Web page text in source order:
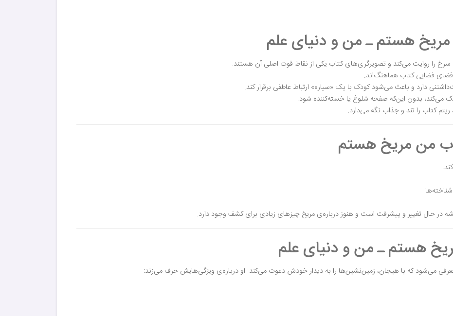
هستم ـ من و دنیای علم
را روایت می‌کند و تصویرگری‌های کتاب یکی از نقاط قوت اصلی آن هستند.
فضای فضایی کتاب هماهنگ‌اند.
دارد و باعث می‌شود کودک با یک «سیاره» ارتباط عاطفی برقرار کند.
می‌کند، بدون این‌که صفحه شلوغ یا خسته‌کننده شود.
کتاب را تند و جذاب نگه می‌دارد.
من مریخ هستم
در حال تغییر و پیشرفت است و هنوز درباره‌ی مریخ چیزهای زیادی برای کشف وجود دارد.
هستم ـ من و دنیای علم
می‌شود که با هیجان، زمین‌نشین‌ها را به دیدار خودش دعوت می‌کند. او درباره‌ی ویژگی‌هایش حرف می‌زند: